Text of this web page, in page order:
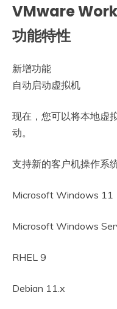
VMware
功能特性
新增功能
自动启动虚拟机
现在，您可以将本地虚
动。
支持新的客户机操作系
Microsoft Windows 11
Microsoft Windows
RHEL 9
Debian 11.x